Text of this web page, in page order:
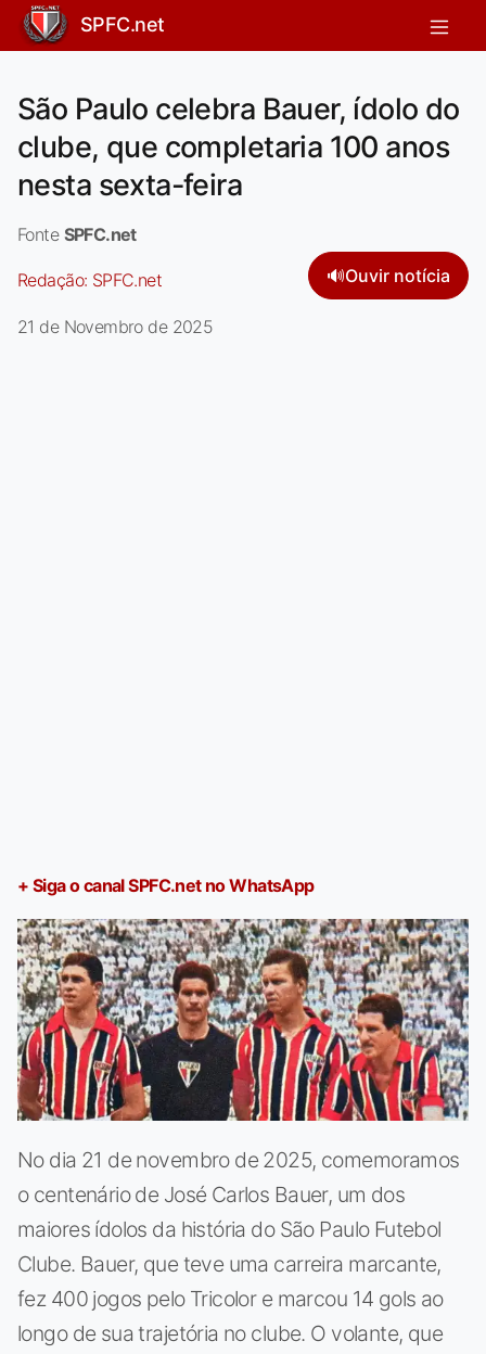
SPFC.net
São Paulo celebra Bauer, ídolo do
clube, que completaria 100 anos
nesta sexta-feira
Fonte SPFC.net
Redação: SPFC.net 🔊Ouvir notícia
21 de Novembro de 2025
+ Siga o canal SPFC.net no WhatsApp
No dia 21 de novembro de 2025, comemoramos
o centenário de José Carlos Bauer, um dos
maiores ídolos da história do São Paulo Futebol
Clube. Bauer, que teve uma carreira marcante,
fez 400 jogos pelo Tricolor e marcou 14 gols ao
longo de sua trajetória no clube. O volante, que